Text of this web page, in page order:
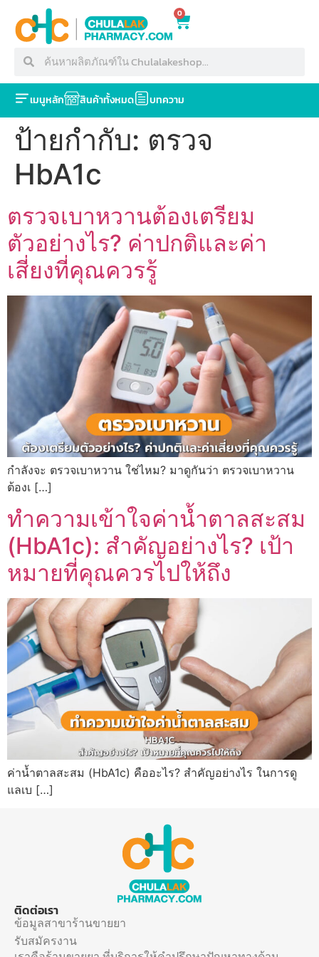
0
เมนูหลัก สินค้าทั้งหมด บทความ
ป้ายกำกับ: ตรวจ
HbA1c
ตรวจเบาหวานต้องเตรียม
ตัวอย่างไร? ค่าปกติและค่า
เสี่ยงที่คุณควรรู้
กำลังจะ ตรวจเบาหวาน ใช่ไหม? มาดูกันว่า ตรวจเบาหวาน
ต้องเ […]
ทำความเข้าใจค่าน้ำตาลสะสม
(HbA1c): สำคัญอย่างไร? เป้า
หมายที่คุณควรไปให้ถึง
ค่าน้ำตาลสะสม (HbA1c) คืออะไร? สำคัญอย่างไร ในการดู
แลเบ […]
ติดต่อเรา
ข้อมูลสาขาร้านขายยา
รับสมัครงาน